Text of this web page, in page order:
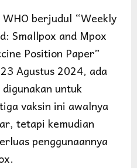
berjudul “Weekly
Smallpox and Mpox
Position Paper”
Agustus 2024, ada
untuk
vaksin ini awalnya
tetapi kemudian
penggunaannya